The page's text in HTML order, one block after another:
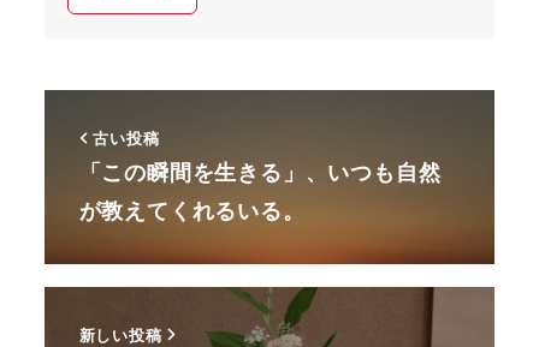
古い投稿
「この瞬間を生きる」、いつも自然
が教えてくれるいる。
新しい投稿